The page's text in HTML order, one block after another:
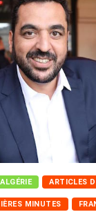
ALGÉRIE ARTICLES
MINUTES